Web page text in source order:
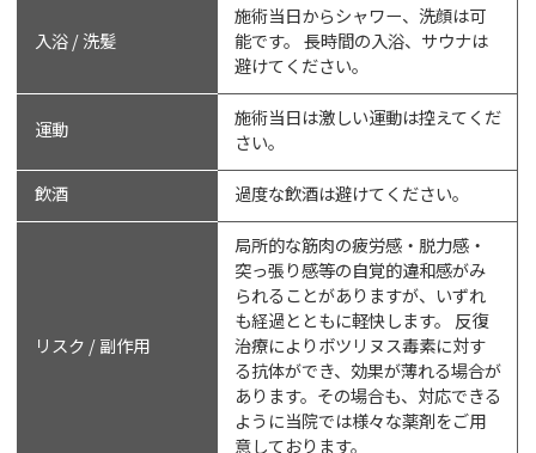
入浴 / 洗髪
施術当日からシャワー、洗顔は可
能です。 長時間の入浴、サウナは
避けてください。
運動
施術当日は激しい運動は控えてくだ
さい。
飲酒 過度な飲酒は避けてください。
リスク / 副作用
局所的な筋肉の疲労感・脱力感・
突っ張り感等の自覚的違和感がみ
られることがありますが、いずれ
も経過とともに軽快します。 反復
治療によりボツリヌス毒素に対す
る抗体ができ、効果が薄れる場合が
あります。その場合も、対応できる
ように当院では様々な薬剤をご用
意しております。